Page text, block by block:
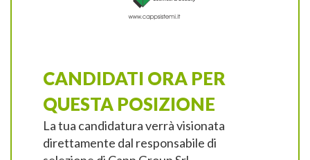
CANDIDATI ORA PER
QUESTA POSIZIONE
La tua candidatura verrà visionata
direttamente dal responsabile di